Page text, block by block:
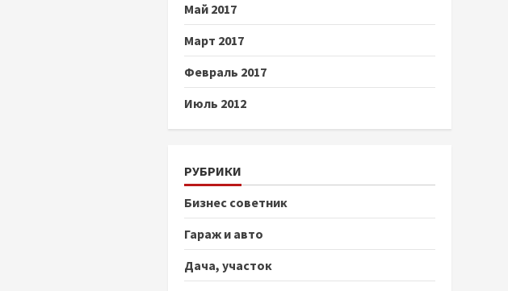
Май 2017
Март 2017
Февраль 2017
Июль 2012
РУБРИКИ
Бизнес советник
Гараж и авто
Дача, участок